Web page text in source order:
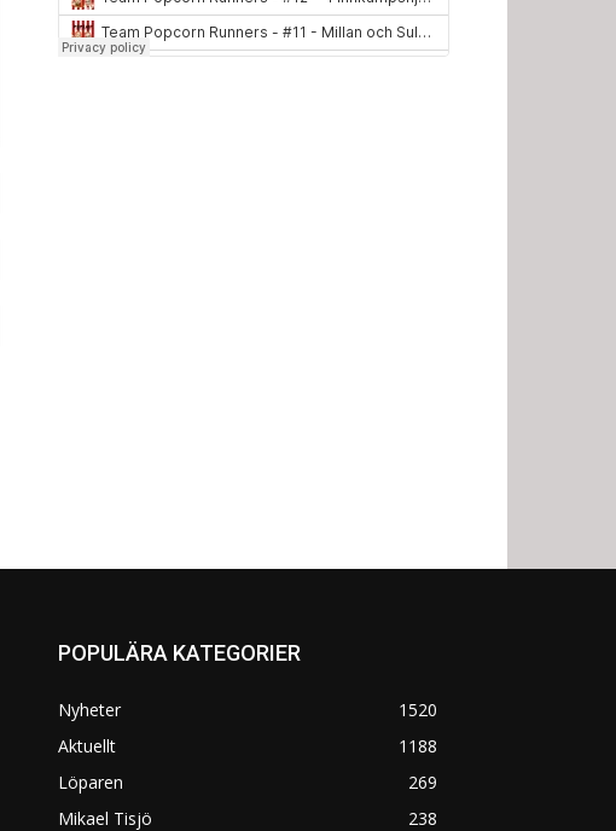
POPULÄRA KATEGORIER
Nyheter
1520
Aktuellt
1188
Löparen
269
Mikael Tisjö
238